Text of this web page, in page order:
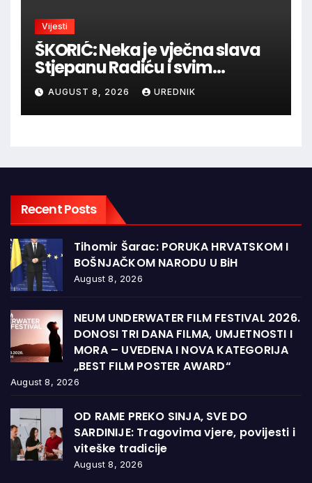
Vijesti
ŠKORIĆ: Neka je vječna slava
Stjepanu Radiću i svim
hrvatskim velikanima, a
vječna zahvalnost hrvatskim
braniteljima
AUGUST 8, 2026 UREDNIK
Recent Posts
Tihomir Šarac: PORUKA HRVATSKOM I
BOŠNJAČKOM NARODU U BiH
August 8, 2026
NEUM UNDERWATER FILM FESTIVAL 2026.
DONOSI TRI DANA FILMA, UMJETNOSTI I
MORA – UVEDENA I NOVA KATEGORIJA
„BEST FILM POSTER AWARD“
August 8, 2026
OD RAME PREKO SINJA, SVE DO
SARDINIJE: Tragovima vjere, povijesti i
viteške tradicije
August 8, 2026